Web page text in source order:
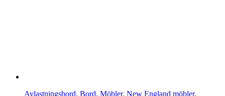
Avlastningsbord, Bord, Möbler, New England möbler,